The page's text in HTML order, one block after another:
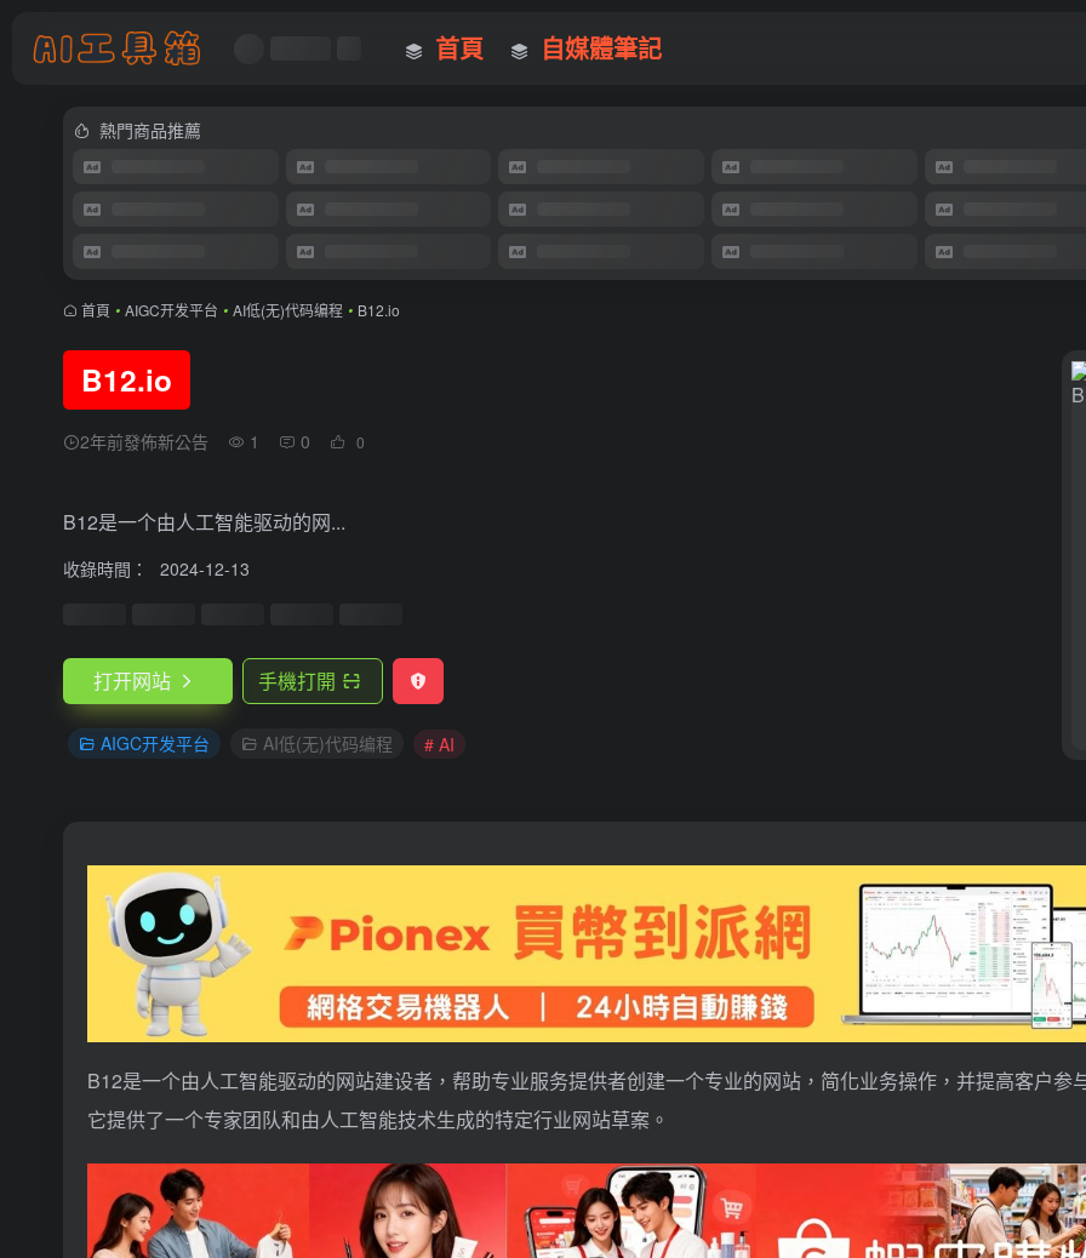
首頁 自媒體筆記
熱門商品推薦
首頁 • AIGC开发平台 • AI低(无)代码编程 • B12.io
B12.io
2年前發佈新公告 1 0 0
B12是一个由人工智能驱动的网...
收錄時間： 2024-12-13
打开网站 手機打開
AIGC开发平台 AI低(无)代码编程 # AI
B12是一个由人工智能驱动的网站建设者，帮助专业服务提供者创建一个专业的网站，简化业务操作，并提高客户参
它提供了一个专家团队和由人工智能技术生成的特定行业网站草案。